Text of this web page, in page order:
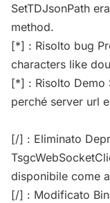
SetTDJsonPath
method.
[*] : Risolto bug
characters like
[*] : Risolto Demo
perché server url
[/] : Eliminato
disponibile come
[/] : Modificato